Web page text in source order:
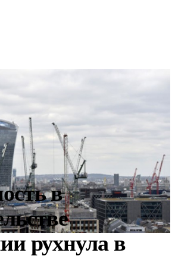
в
рухнула в